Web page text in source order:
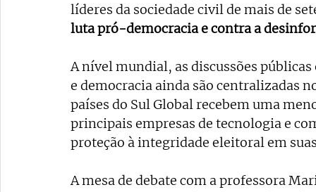
líderes da sociedade civil de mais de
luta pró-democracia e contra a
A nível mundial, as discussões
e democracia ainda são centralizadas
países do Sul Global recebem uma
principais empresas de tecnologia e
proteção à integridade eleitoral em
A mesa de debate com a professora